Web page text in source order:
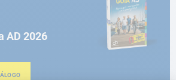
AD 2026